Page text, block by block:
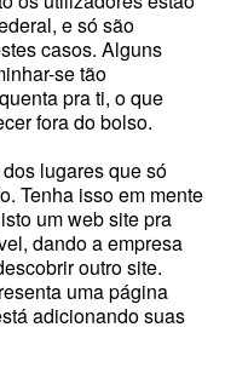
e só são
casos. Alguns
se tão
pra ti, o que
fora do bolso.
lugares que só
Tenha isso em mente
um web site pra
dando a empresa
outro site.
uma página
adicionando suas